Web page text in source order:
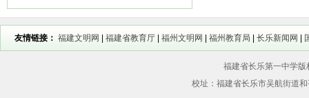
友情链接： 福建文明网 福建省教育厅 福州文明网 福州教育局 长乐新闻网
福建省长乐第一中学
校址：福建省长乐市吴航街道